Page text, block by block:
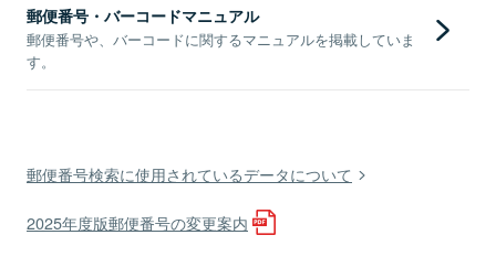
郵便番号・バーコードマニュアル
郵便番号や、バーコードに関するマニュアルを掲載していま
す。
郵便番号検索に使用されているデータについて
2025年度版郵便番号の変更案内